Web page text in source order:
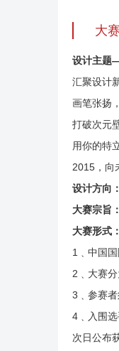
大
设计主题
汇聚设计
画笔张扬
打破次元
用你的特
2015，向
设计方向：
大赛宗旨：
大赛形式：
1﹑中国
2﹑大赛
3﹑参赛
4﹑入围
次日公布